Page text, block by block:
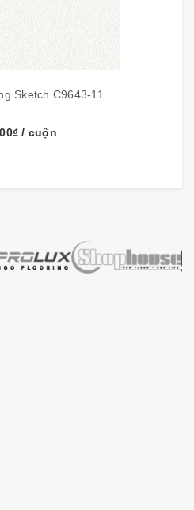
Sketch C9643-11
/ cuộn